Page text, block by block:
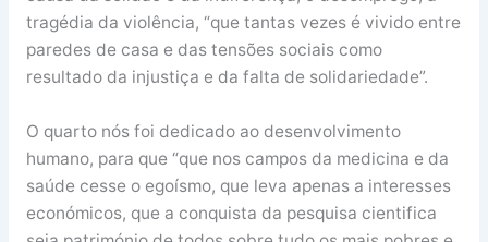
tragédia da violência, “que tantas vezes é vivido entre
paredes de casa e das tensões sociais como
resultado da injustiça e da falta de solidariedade”.
O quarto nós foi dedicado ao desenvolvimento
humano, para que “que nos campos da medicina e da
saúde cesse o egoísmo, que leva apenas a interesses
económicos, que a conquista da pesquisa cientifica